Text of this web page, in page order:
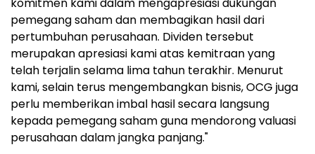
komitmen kami dalam mengapresiasi dukungan
pemegang saham dan membagikan hasil dari
pertumbuhan perusahaan. Dividen tersebut
merupakan apresiasi kami atas kemitraan yang
telah terjalin selama lima tahun terakhir. Menurut
kami, selain terus mengembangkan bisnis, OCG juga
perlu memberikan imbal hasil secara langsung
kepada pemegang saham guna mendorong valuasi
perusahaan dalam jangka panjang."